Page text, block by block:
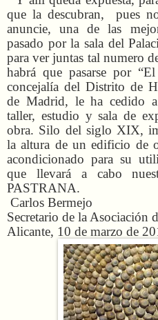
que la descubran, pues
anuncie, una de las
pasado por la sala del
para ver juntas tal numero
habrá que pasarse por
concejalía del Distrito de
de Madrid, le ha cedido
taller, estudio y sala de
obra. Silo del siglo XIX,
la altura de un edificio de
acondicionado para su
que llevará a cabo
PASTRANA.
Carlos Bermejo
Secretario de la Asociación
Alicante, 10 de marzo de